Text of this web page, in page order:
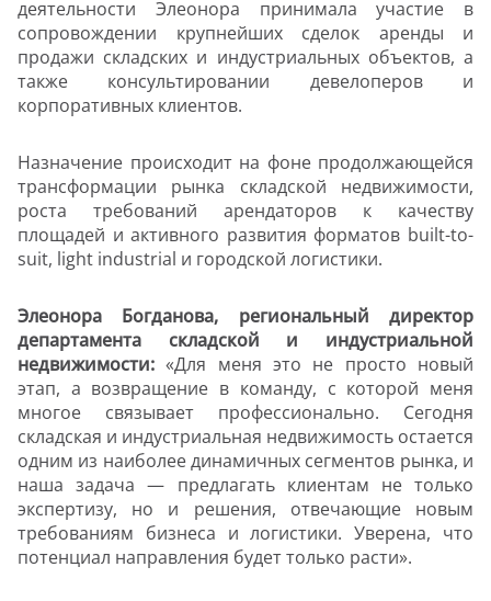
деятельности Элеонора принимала участие в
сопровождении крупнейших сделок аренды и
продажи складских и индустриальных объектов, а
также консультировании девелоперов и
корпоративных клиентов.
Назначение происходит на фоне продолжающейся
трансформации рынка складской недвижимости,
роста требований арендаторов к качеству
площадей и активного развития форматов built-to-
suit, light industrial и городской логистики.
Элеонора Богданова, региональный директор
департамента складской и индустриальной
недвижимости: «Для меня это не просто новый
этап, а возвращение в команду, с которой меня
многое связывает профессионально. Сегодня
складская и индустриальная недвижимость остается
одним из наиболее динамичных сегментов рынка, и
наша задача — предлагать клиентам не только
экспертизу, но и решения, отвечающие новым
требованиям бизнеса и логистики. Уверена, что
потенциал направления будет только расти».